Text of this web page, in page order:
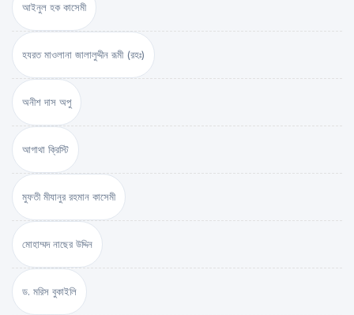
আইনুল হক কাসেমী
হযরত মাওলানা জালালুদ্দীন রূমী (রহঃ)
অনীশ দাস অপু
আগাথা ক্রিস্টি
মুফতী মীযানুর রহমান কাসেমী
মোহাম্মদ নাছের উদ্দিন
ড. মরিস বুকাইলি